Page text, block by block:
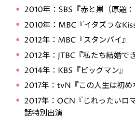
2010年：SBS『赤と黒（原題：
2010年：MBC『イタズラなKiss
2012年：MBC『スタンバイ』
2012年：JTBC『私たち結婚で
2014年：KBS『ビッグマン』
2017年：tvN『この人生は初め
2017年：OCN『じれったいロ
話特別出演